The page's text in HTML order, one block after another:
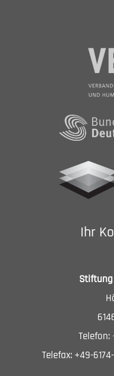
Ihr
Telefon:
Telefax: +49-